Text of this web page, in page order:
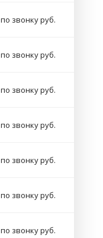
по звонку руб.
по звонку руб.
по звонку руб.
по звонку руб.
по звонку руб.
по звонку руб.
по звонку руб.